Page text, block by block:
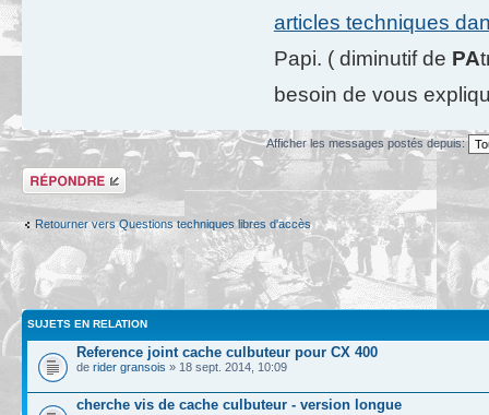
articles techniques
Papi. ( diminutif de PA
besoin de vous
Afficher les messages postés depuis:
Répondre
Retourner vers Questions techniques libres d'accès
SUJETS EN RELATION
Reference joint cache culbuteur pour CX 400
de rider gransois » 18 sept. 2014, 10:09
cherche vis de cache culbuteur - version longue